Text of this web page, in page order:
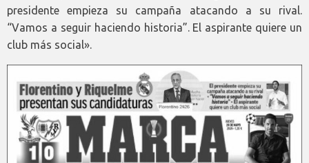
presidente empieza su campaña atacando a su rival.
“Vamos a seguir haciendo historia”. El aspirante quiere un
club más social».